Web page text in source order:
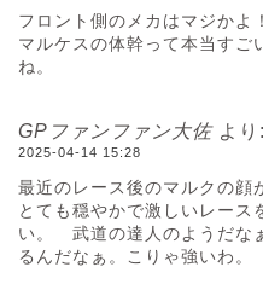
フロント側のメカはマジかよ
マルケスの体幹って本当すご
ね。
GPファンファン大佐 より:
2025-04-14 15:28
最近のレース後のマルクの顔
とても穏やかで激しいレース
い。 武道の達人のようだな
るんだなぁ。こりゃ強いわ。